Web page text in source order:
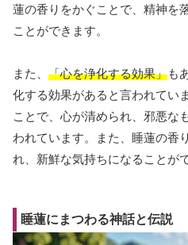
蓮の香りをかぐことで、精神を
ことができます。
また、 「心を浄化する効果」も
化する効果があると言われてい
ことで、心が清められ、邪悪な
われています。また、睡蓮の香
れ、新鮮な気持ちになることが
睡蓮にまつわる神話と伝説